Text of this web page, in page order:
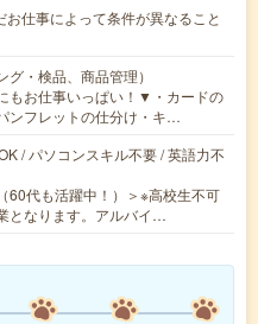
仕事によって条件が異なること
・検品、商品管理）
もお仕事いっぱい！▼・カードの
ンフレットの仕分け・キ…
/ パソコンスキル不要 / 英語力不
60代も活躍中！）＞※高校生不可
となります。アルバイ…